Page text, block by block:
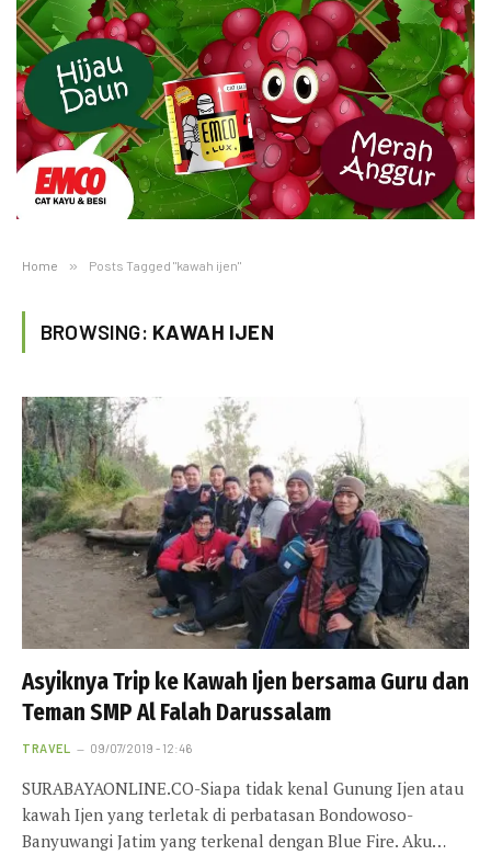
Home » Posts Tagged "kawah ijen"
BROWSING: KAWAH IJEN
Asyiknya Trip ke Kawah Ijen bersama Guru dan
Teman SMP Al Falah Darussalam
TRAVEL 09/07/2019 - 12:46
SURABAYAONLINE.CO-Siapa tidak kenal Gunung Ijen atau
kawah Ijen yang terletak di perbatasan Bondowoso-
Banyuwangi Jatim yang terkenal dengan Blue Fire. Aku…